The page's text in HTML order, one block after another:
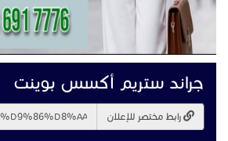
جراند ستريم أكسس بوينت
رابط مختصر للإعلان